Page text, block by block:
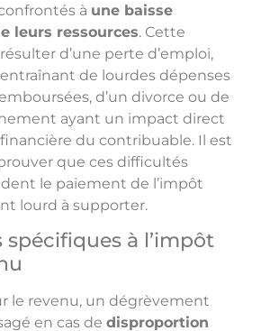
à une baisse
leurs ressources. Cette
d’une perte d’emploi,
de lourdes dépenses
d’un divorce ou de
ayant un impact direct
du contribuable. Il est
que ces difficultés
le paiement de l’impôt
lourd à supporter.
à l’impôt
le revenu, un dégrèvement
en cas de disproportion